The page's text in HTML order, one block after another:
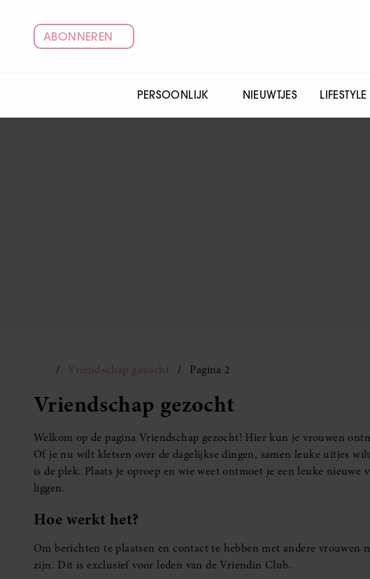
ABONNEREN
PERSOONLIJK NIEUWTJES LIFESTYLE
Vriendschap gezocht Pagina 2
Vriendschap gezocht
Welkom op de pagina Vriendschap gezocht! Hier kun je vrouwen
Of je nu wilt kletsen over de dagelijkse dingen, samen leuke uitjes
is de plek. Plaats je oproep en wie weet ontmoet je een leuke
liggen.
Hoe werkt het?
Om berichten te plaatsen en contact te hebben met andere
zijn. Dit is exclusief voor leden van de Vriendin Club.